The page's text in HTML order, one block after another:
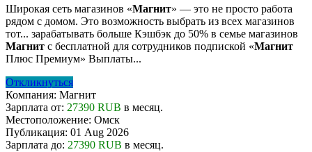
Широкая сеть магазинов «Магнит» — это не просто работа
рядом с домом. Это возможность выбрать из всех магазинов
тот... зарабатывать больше Кэшбэк до 50% в семье магазинов
Магнит с бесплатной для сотрудников подпиской «Магнит
Плюс Премиум» Выплаты...
Откликнуться
Компания: Магнит
Зарплата от: 27390 RUB в месяц.
Местоположение: Омск
Публикация: 01 Aug 2026
Зарплата до: 27390 RUB в месяц.